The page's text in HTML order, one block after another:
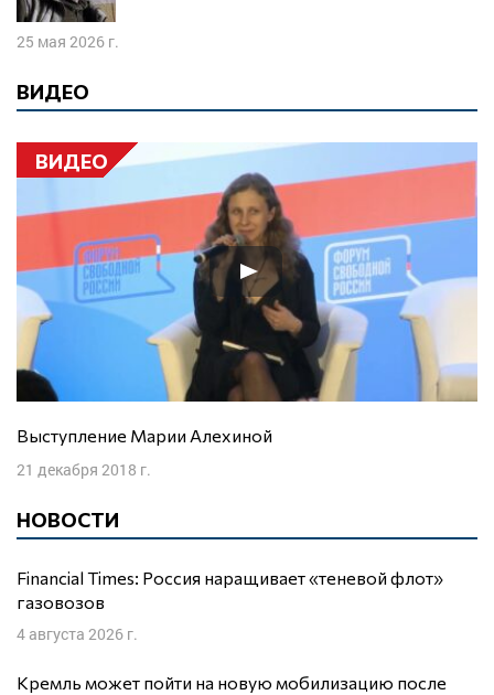
25 мая 2026 г.
ВИДЕО
ВИДЕО
Выступление Марии Алехиной
21 декабря 2018 г.
НОВОСТИ
Financial Times: Россия наращивает «теневой флот»
газовозов
4 августа 2026 г.
Кремль может пойти на новую мобилизацию после